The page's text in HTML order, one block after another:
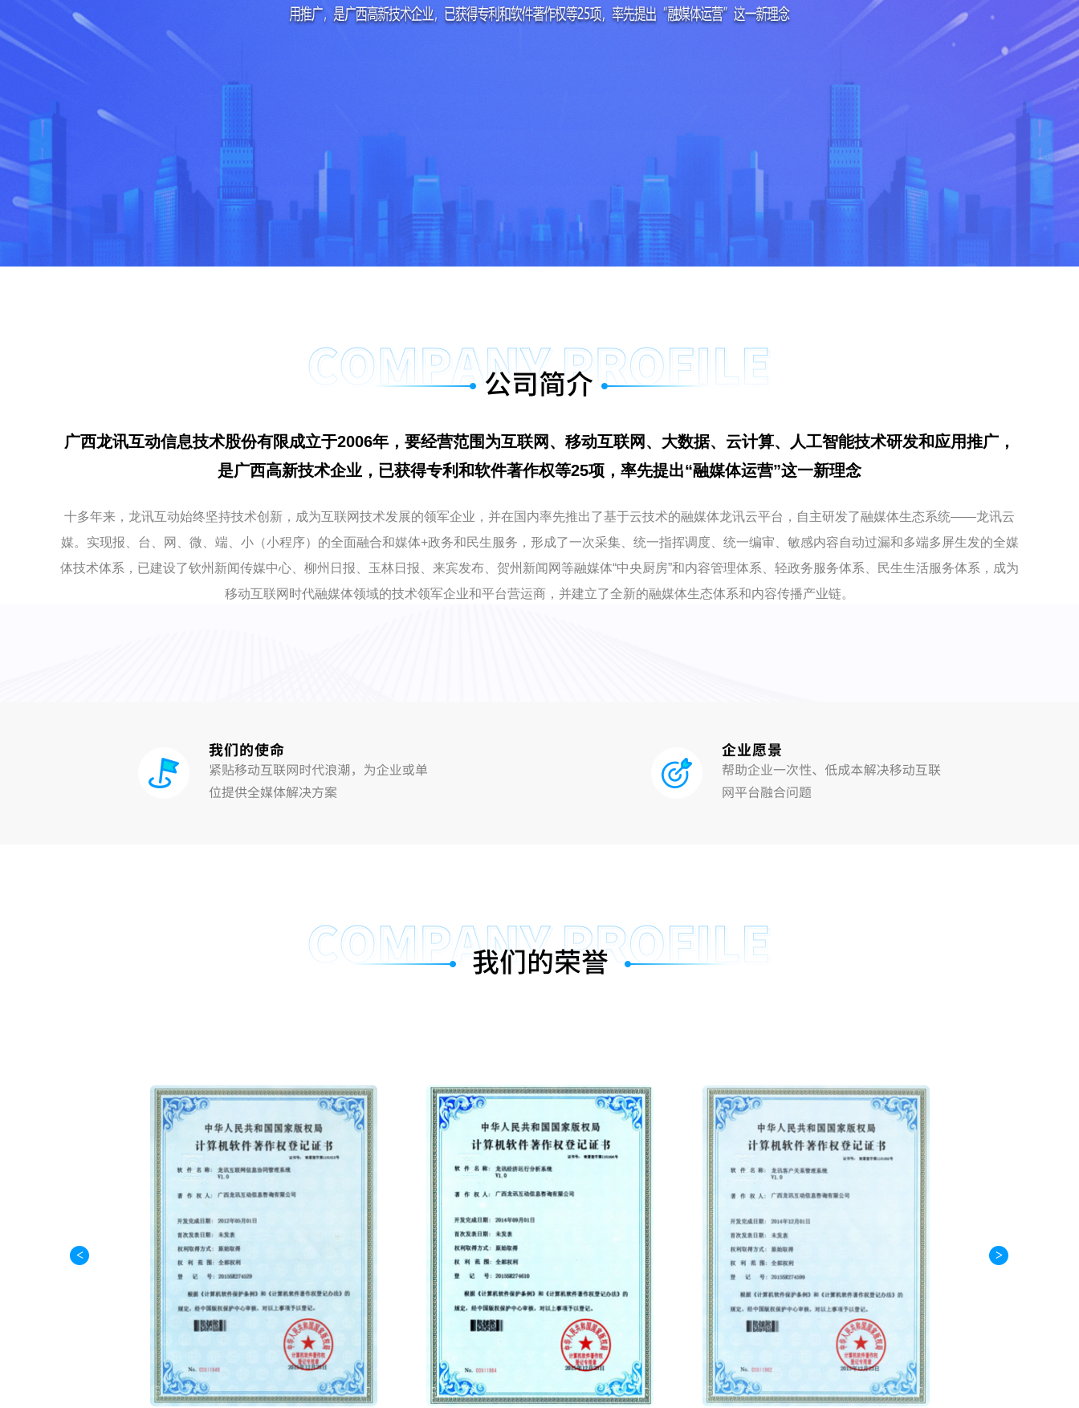
广西龙讯互动信息技术股份有限成立于2006年，要经营范围为互联网、移动互联网、大数据、云计算、人工智能技术研发和应用推广，
是广西高新技术企业，已获得专利和软件著作权等25项，率先提出“融媒体运营”这一新理念
十多年来，龙讯互动始终坚持技术创新，成为互联网技术发展的领军企业，并在国内率先推出了基于云技术的融媒体龙讯云平台，自主研发了融媒体生态系统——龙讯云
媒。实现报、台、网、微、端、小（小程序）的全面融合和媒体+政务和民生服务，形成了一次采集、统一指挥调度、统一编审、敏感内容自动过漏和多端多屏生发的全媒
体技术体系，已建设了钦州新闻传媒中心、柳州日报、玉林日报、来宾发布、贺州新闻网等融媒体“中央厨房”和内容管理体系、轻政务服务体系、民生生活服务体系，成为
移动互联网时代融媒体领域的技术领军企业和平台营运商，并建立了全新的融媒体生态体系和内容传播产业链。
< >